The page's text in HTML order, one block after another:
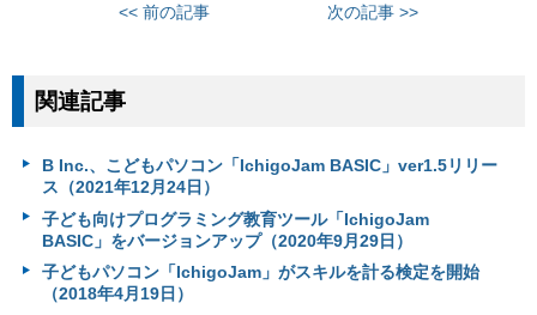
<< 前の記事 次の記事 >>
関連記事
B Inc.、こどもパソコン「IchigoJam BASIC」ver1.5リリー
ス（2021年12月24日）
子ども向けプログラミング教育ツール「IchigoJam
BASIC」をバージョンアップ（2020年9月29日）
子どもパソコン「IchigoJam」がスキルを計る検定を開始
（2018年4月19日）